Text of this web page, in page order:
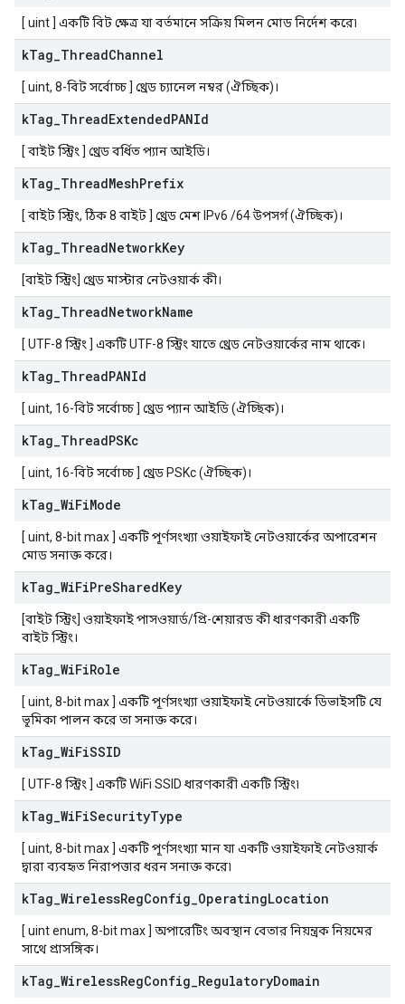
[ uint ] একটি বিট ক্ষেত্র যা বর্তমানে সক্রিয় মিলন মোড নির্দেশ করে৷
kTag ThreadChannel
[ uint, 8-বিট সর্বোচ্চ ] থ্রেড চ্যানেল নম্বর (ঐচ্ছিক)।
kTag ThreadExtendedPANId
[ বাইট স্ট্রিং ] থ্রেড বর্ধিত প্যান আইডি।
kTag ThreadMeshPrefix
[ বাইট স্ট্রিং, ঠিক 8 বাইট ] থ্রেড মেশ IPv6 /64 উপসর্গ (ঐচ্ছিক)।
kTag ThreadNetworkKey
[বাইট স্ট্রিং] থ্রেড মাস্টার নেটওয়ার্ক কী।
kTag ThreadNetworkName
[ UTF-8 স্ট্রিং ] একটি UTF-8 স্ট্রিং যাতে থ্রেড নেটওয়ার্কের নাম থাকে।
kTag ThreadPANId
[ uint, 16-বিট সর্বোচ্চ ] থ্রেড প্যান আইডি (ঐচ্ছিক)।
kTag ThreadPSKc
[ uint, 16-বিট সর্বোচ্চ ] থ্রেড PSKc (ঐচ্ছিক)।
kTag WiFiMode
[ uint, 8-bit max ] একটি পূর্ণসংখ্যা ওয়াইফাই নেটওয়ার্কের অপারেশন
মোড সনাক্ত করে।
kTag WiFiPreSharedKey
[বাইট স্ট্রিং] ওয়াইফাই পাসওয়ার্ড/প্রি-শেয়ারড কী ধারণকারী একটি
বাইট স্ট্রিং।
kTag WiFiRole
[ uint, 8-bit max ] একটি পূর্ণসংখ্যা ওয়াইফাই নেটওয়ার্কে ডিভাইসটি যে
ভূমিকা পালন করে তা সনাক্ত করে।
kTag WiFiSSID
[ UTF-8 স্ট্রিং ] একটি WiFi SSID ধারণকারী একটি স্ট্রিং৷
kTag WiFiSecurityType
[ uint, 8-bit max ] একটি পূর্ণসংখ্যা মান যা একটি ওয়াইফাই নেটওয়ার্ক
দ্বারা ব্যবহৃত নিরাপত্তার ধরন সনাক্ত করে৷
kTag WirelessRegConfig OperatingLocation
[ uint enum, 8-bit max ] অপারেটিং অবস্থান বেতার নিয়ন্ত্রক নিয়মের
সাথে প্রাসঙ্গিক।
kTag WirelessRegConfig RegulatoryDomain